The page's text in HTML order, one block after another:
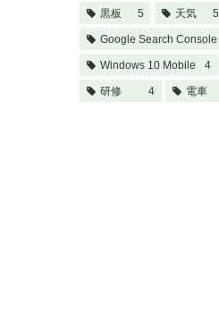
黒板 5 天気 5
Google Search Console
Windows 10 Mobile 4
研修 4 電車